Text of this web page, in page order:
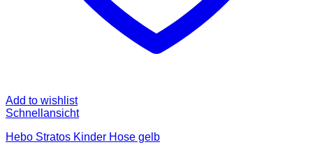
Add to wishlist
Schnellansicht
Hebo Stratos Kinder Hose gelb